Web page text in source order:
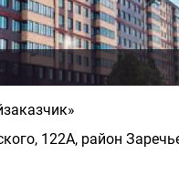
122А, район